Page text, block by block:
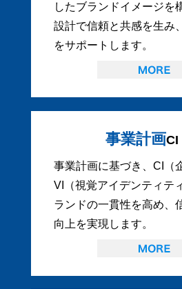
したブランドイメージを
設計で信頼と共感を生み
をサポートします。
事業計画CI
事業計画に基づき、CI（
VI（視覚アイデンティテ
ランドの一貫性を高め、
向上を実現します。